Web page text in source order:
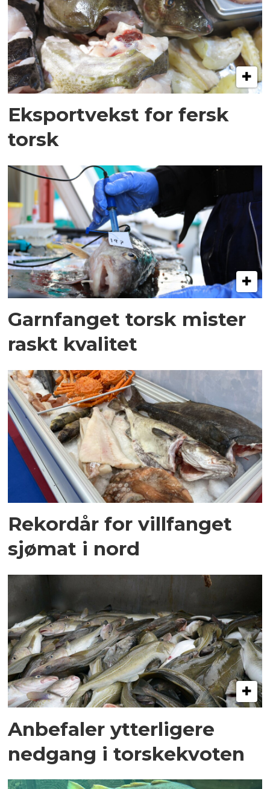
Eksportvekst for fersk
torsk
Garnfanget torsk mister
raskt kvalitet
Rekordår for villfanget
sjømat i nord
Anbefaler ytterligere
nedgang i torskekvoten